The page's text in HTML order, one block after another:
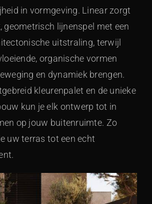
in vormgeving. Linear zorgt
geometrisch lijnenspel met een
uitstraling, terwijl
organische vormen
en dynamiek brengen.
kleurenpalet en de unieke
kun je elk ontwerp tot in
op jouw buitenruimte. Zo
uw terras tot een echt